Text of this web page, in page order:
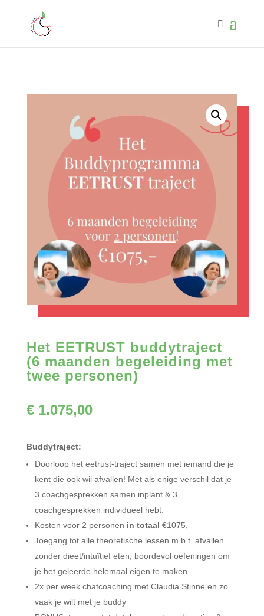
Het EETRUST buddytraject
(6 maanden begeleiding met
twee personen)
€1.075,00
Buddytraject:
Doorloop het eetrust-traject samen met iemand die je
kent die ook wil afvallen! Met als enige verschil dat je
3 coachgesprekken samen inplant & 3
coachgesprekken individueel hebt.
Kosten voor 2 personen in totaal €1075,-
Toegang tot alle theoretische lessen m.b.t. afvallen
zonder dieet/intuïtief eten, boordevol oefeningen om
je het geleerde helemaal eigen te maken
2x per week chatcoaching met Claudia Stinne en zo
vaak je wilt met je buddy